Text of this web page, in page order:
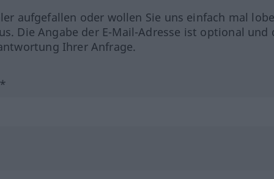
aufgefallen oder wollen Sie uns einfach mal
Die Angabe der E-Mail-Adresse ist optional und
Ihrer Anfrage.